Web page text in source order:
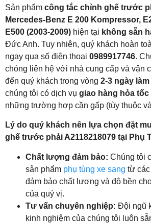
Sản phẩm công tắc chỉnh ghế trước
Mercedes-Benz E 200 Kompressor,
E500 (2003-2009) hiện tại không sẵn
Đức Anh. Tuy nhiên, quý khách hoàn
ngay qua số điện thoại 0989917746.
chóng liên hệ với nhà cung cấp và vận
đến quý khách trong vòng 2-3 ngày
chúng tôi có dịch vụ giao hàng hỏa
những trường hợp cần gấp (tùy thuộc
Lý do quý khách nên lựa chọn đặt
ghế trước phải A2118218079 tại Phụ
Chất lượng đảm bảo: Chúng tôi
sản phẩm phụ tùng xe sang từ các
đảm bảo chất lượng và độ bền
của quý vị.
Tư vấn chuyên nghiệp: Đội ngũ
kinh nghiệm của chúng tôi luôn